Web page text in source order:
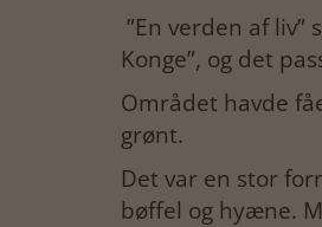
”En verden af liv”
Konge”, og det
Området havde
grønt.
Det var en stor
bøffel og hyæne.